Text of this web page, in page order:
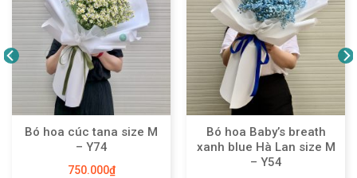
Bó hoa cúc tana size M
– Y74
750.000₫
Bó hoa Baby’s breath
xanh blue Hà Lan size M
– Y54